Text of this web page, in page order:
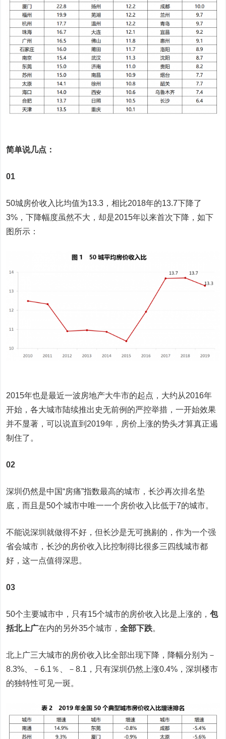
简单说几点：
01
50城房价收入比均值为13.3，相比2018年的13.7下降了
3%，下降幅度虽然不大，却是2015年以来首次下降，如下
图所示：
2015年也是最近一波房地产大牛市的起点，大约从2016年
开始，各大城市陆续推出史无前例的严控举措，一开始效果
并不显著，可以说直到2019年，房价上涨的势头才算真正遏
制住了。
02
深圳仍然是中国“房痛”指数最高的城市，长沙再次排名垫
底，而且是50个城市中唯一一个房价收入比低于7的城市。
不能说深圳就做得不好，但长沙是无可挑剔的，作为一个强
省会城市，长沙的房价收入比控制得比很多三四线城市都
好，这一点值得深思。
03
50个主要城市中，只有15个城市的房价收入比是上涨的，包
括北上广在内的另外35个城市，全部下跌。
北上广三大城市的房价收入比全部出现下降，降幅分别为－
8.3%、－6.1％、－8.1，只有深圳仍然上涨0.4%，深圳楼市
的独特性可见一斑。